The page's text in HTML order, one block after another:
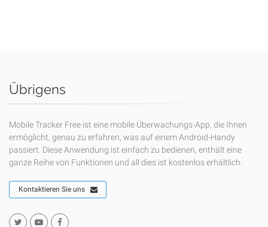
Übrigens
Mobile Tracker Free ist eine mobile Überwachungs-App, die Ihnen
ermöglicht, genau zu erfahren, was auf einem Android-Handy
passiert. Diese Anwendung ist einfach zu bedienen, enthält eine
ganze Reihe von Funktionen und all dies ist kostenlos erhältlich.
Kontaktieren Sie uns